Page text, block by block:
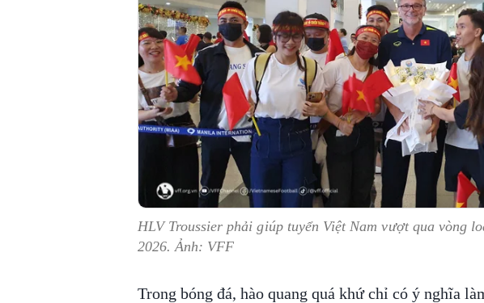
HLV Troussier phải giúp tuyển Việt Nam vượt qua vòng
2026. Ảnh: VFF
Trong bóng đá, hào quang quá khứ chỉ có ý nghĩa